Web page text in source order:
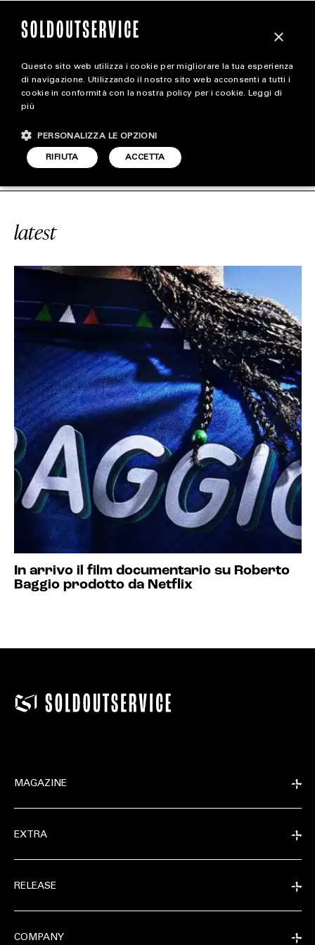
magazine
STYLE
FOOTWEAR
#ROBERTO BAGGIO
latest
In arrivo il film documentario su Roberto
Baggio prodotto da Netflix
MAGAZINE
EXTRA
RELEASE
COMPANY
×
Questo sito web utilizza i cookie per migliorare la tua esperienza
di navigazione. Utilizzando il nostro sito web acconsenti a tutti i
cookie in conformità con la nostra policy per i cookie. Leggi di
più
ACCETTA
RIFIUTA
PERSONALIZZA LE OPZIONI